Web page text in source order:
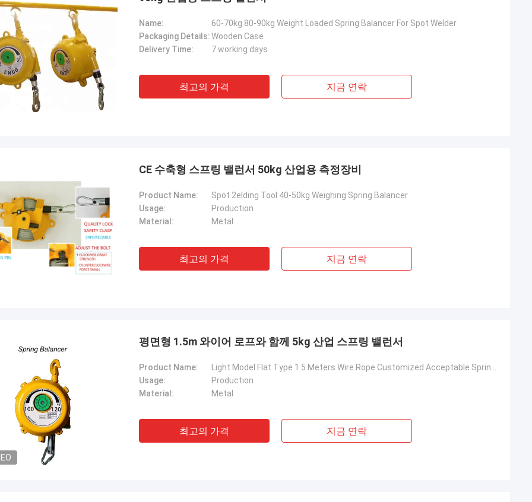
Name:
60-70kg 80-90kg Weight Loaded Spring Balancer For Spot Welder
Packaging Details:Wooden Case
Delivery Time:
7 working days
최고의 가격 지금 연락
CE 수축형 스프링 밸런서 50kg 산업용 측정장비
Product Name:
Spot 2elding Tool 40-50kg Weighing Spring Balancer
Usage:
Production
Material:
Metal
최고의 가격 지금 연락
평면형 1.5m 와이어 로프와 함께 5kg 산업 스프링 밸런서
Product Name:
Usage:
Production
Material:
Metal
최고의 가격 지금 연락